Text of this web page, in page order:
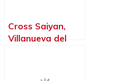
Cross Saiyan,
Villanueva del